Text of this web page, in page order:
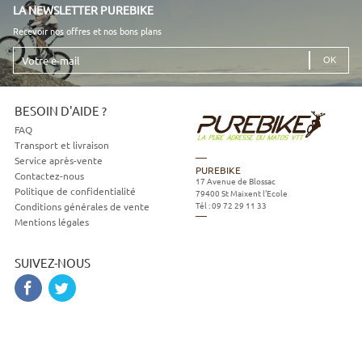
LA NEWSLETTER PUREBIKE
Recevoir nos offres et nos bons plans
Votre
e-
mail
BESOIN D'AIDE ?
FAQ
Transport et livraison
Service après-vente
Contactez-nous
Politique de confidentialité
Conditions générales de vente
Mentions légales
SUIVEZ-NOUS
PUREBIKE
17 Avenue de Blossac
79400 St Maixent l'Ecole
Tél :09 72 29 11 33